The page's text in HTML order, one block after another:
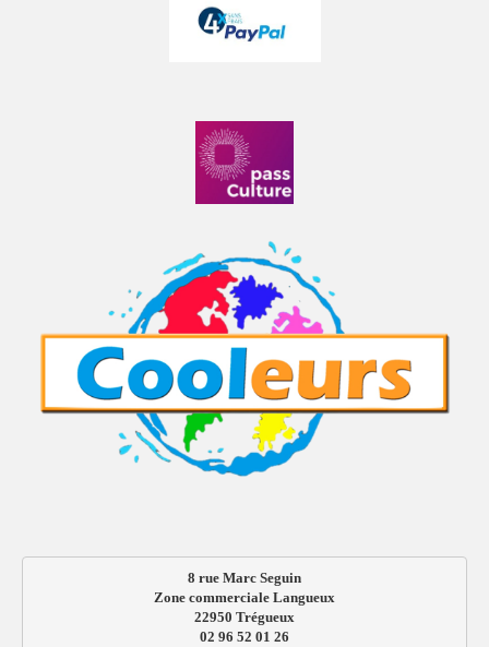
8 rue Marc Seguin
Zone commerciale Langueux
22950 Trégueux
02 96 52 01 26